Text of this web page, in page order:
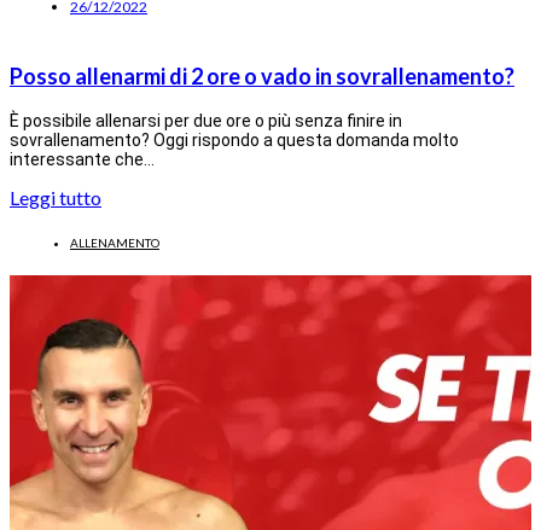
26/12/2022
Posso allenarmi di 2 ore o vado in sovrallenamento?
È possibile allenarsi per due ore o più senza finire in
sovrallenamento? Oggi rispondo a questa domanda molto
interessante che…
Leggi tutto
ALLENAMENTO